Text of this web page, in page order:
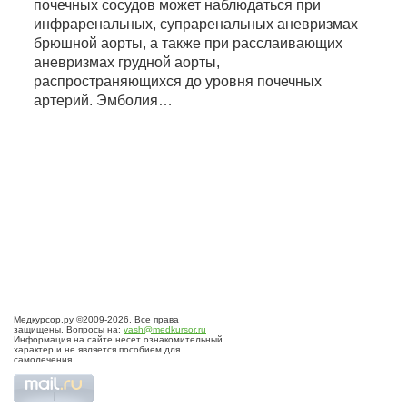
почечных сосудов может наблюдаться при
инфраренальных, супраренальных аневризмах
брюшной аорты, а также при расслаивающих
аневризмах грудной аорты,
распространяющихся до уровня почечных
артерий. Эмболия…
Медкурсор.ру ©2009-2026. Все права
защищены. Вопросы на: vash@medkursor.ru
Информация на сайте несет ознакомительный
характер и не является пособием для
самолечения.